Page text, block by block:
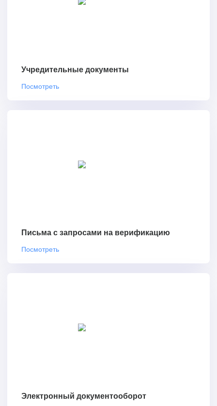
Учредительные документы
Посмотреть
Письма с запросами на верификацию
Посмотреть
Электронный документооборот